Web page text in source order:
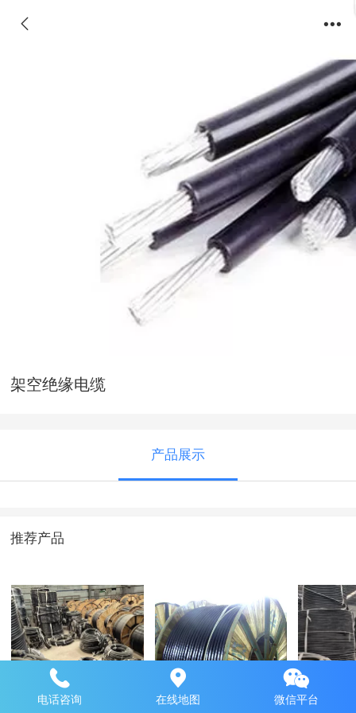
架空绝缘电缆
产品展示
推荐产品
库房展示
铜芯聚氯乙烯绝缘
聚氯乙烯护套电力
库房展
电话咨询 在线地图 微信平台